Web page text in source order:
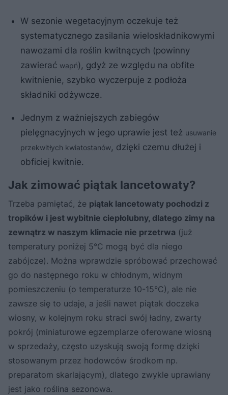
W sezonie wegetacyjnym oczekuje też
systematycznego zasilania wieloskładnikowymi
nawozami dla roślin kwitnących (powinny
zawierać wapń), gdyż ze względu na obfite
kwitnienie, szybko wyczerpuje z podłoża
składniki odżywcze.
Jednym z ważniejszych zabiegów
pielęgnacyjnych w jego uprawie jest też usuwanie
przekwitłych kwiatostanów, dzięki czemu dłużej i
obficiej kwitnie.
Jak zimować piątak lancetowaty?
Trzeba pamiętać, że piątak lancetowaty pochodzi z
tropików i jest wybitnie ciepłolubny, dlatego zimy na
zewnątrz w naszym klimacie nie przetrwa (już
temperatury poniżej 5°C mogą być dla niego
zabójcze). Można wprawdzie spróbować przechować
go do następnego roku w chłodnym, widnym
pomieszczeniu (o temperaturze 10-15°C), ale nie
zawsze się to udaje, a jeśli nawet piątak doczeka
wiosny, w kolejnym roku straci swój ładny, zwarty
pokrój (miniaturowe egzemplarze oferowane wiosną
w sprzedaży, często uzyskują swoją formę dzięki
stosowanym przez hodowców środkom np.
preparatom skarlającym), dlatego zwykle uprawiany
jest jako roślina sezonowa.